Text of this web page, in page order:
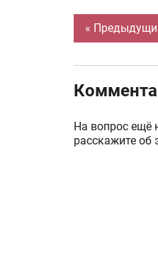
«
На вопрос ещё
расскажите об